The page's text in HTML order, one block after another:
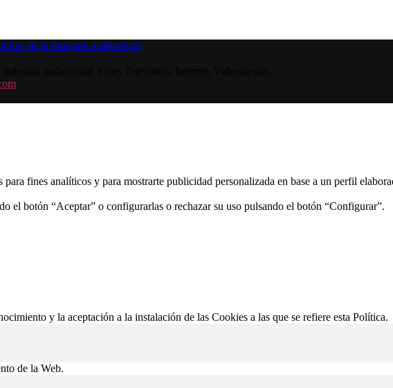
fines analíticos y para mostrarte publicidad personalizada en base a un perfil
el botón “Aceptar” o configurarlas o rechazar su uso pulsando el botón “Configurar”.
y la aceptación a la instalación de las Cookies a las que se refiere esta Política.
de la Web.